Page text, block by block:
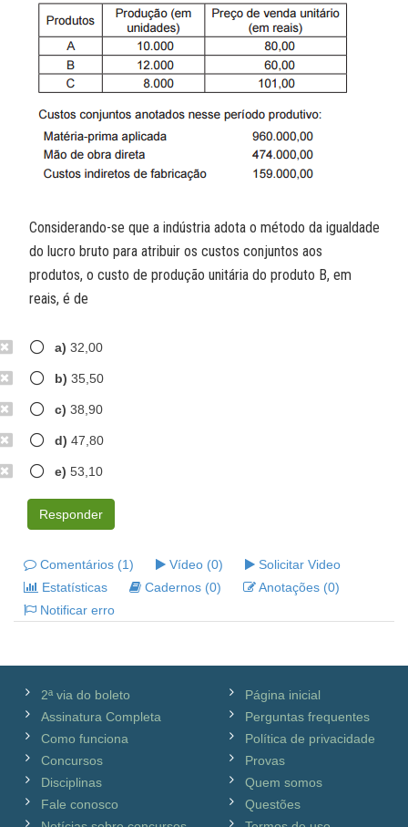
Considerando-se que a indústria adota o método da igualdade
do lucro bruto para atribuir os custos conjuntos aos
produtos, o custo de produção unitária do produto B, em
reais, é de
a) 32,00
b) 35,50
c) 38,90
d) 47,80
e) 53,10
Responder
Comentários (1) Vídeo (0)
Solicitar Video
Estatísticas
Cadernos (0)
Anotações (0)
Notificar erro
2ª via do boleto
Assinatura Completa
Como funciona
Concursos
Disciplinas
Fale conosco
Página inicial
Perguntas frequentes
Política de privacidade
Provas
Quem somos
Questões